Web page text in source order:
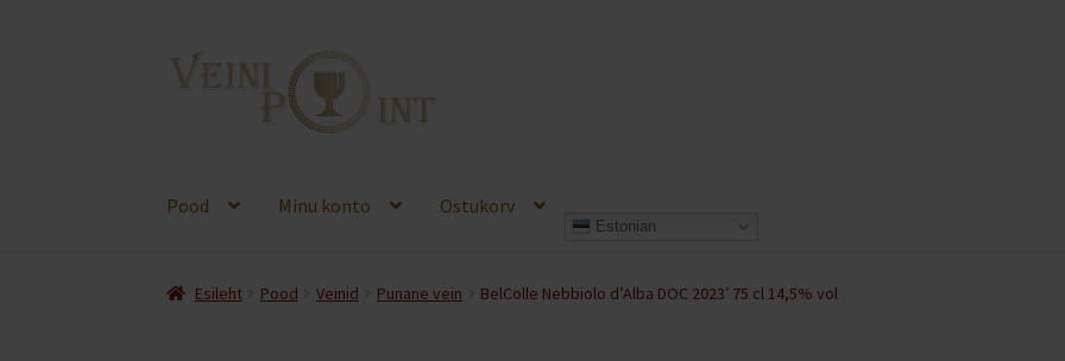
Liigu
navigeerimisele
Liigu
sisu
Pood Minu konto Ostukorv
Estonian
Esileht Pood Veinid Punane vein BelColle Nebbiolo d’Alba DOC 2023′ 75 cl 14,5% vol